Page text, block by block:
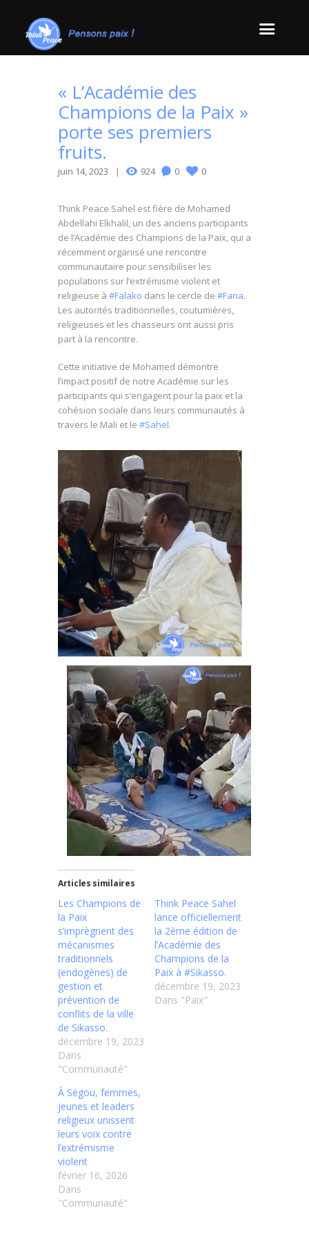
« L’Académie des
Champions de la Paix »
porte ses premiers
fruits.
juin 14, 2023 924 0 0
Think Peace Sahel est fière de Mohamed
Abdellahi Elkhalil, un des anciens participants
de l’Académie des Champions de la Paix, qui a
récemment organisé une rencontre
communautaire pour sensibiliser les
populations sur l’extrémisme violent et
religieuse à #Falako dans le cercle de #Fana.
Les autorités traditionnelles, coutumières,
religieuses et les chasseurs ont aussi pris
part à la rencontre.
Cette initiative de Mohamed démontre
l’impact positif de notre Académie sur les
participants qui s’engagent pour la paix et la
cohésion sociale dans leurs communautés à
travers le Mali et le #Sahel.
Articles similaires
Les Champions de
la Paix
s’imprègnent des
mécanismes
traditionnels
(endogènes) de
gestion et
prévention de
conflits de la ville
de Sikasso.
décembre 19, 2023
Dans
"Communauté"
Think Peace Sahel
lance officiellement
la 2ème édition de
l’Académie des
Champions de la
Paix à #Sikasso.
décembre 19, 2023
Dans "Paix"
À Ségou, femmes,
jeunes et leaders
religieux unissent
leurs voix contre
l’extrémisme
violent
février 16, 2026
Dans
"Communauté"